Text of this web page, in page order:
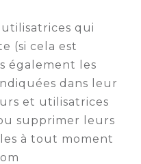
qui
(si cela est
également les
dans leur
et utilisatrices
supprimer leurs
à tout moment